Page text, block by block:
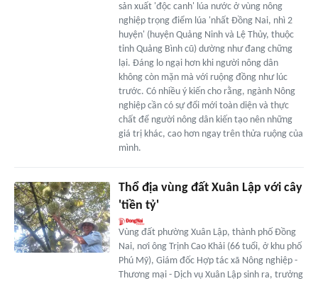
sản xuất 'độc canh' lúa nước ở vùng nông
nghiệp trọng điểm lúa 'nhất Đồng Nai, nhì 2
huyện' (huyện Quảng Ninh và Lệ Thủy, thuộc
tỉnh Quảng Bình cũ) dường như đang chững
lại. Đáng lo ngại hơn khi người nông dân
không còn mặn mà với ruộng đồng như lúc
trước. Có nhiều ý kiến cho rằng, ngành Nông
nghiệp cần có sự đổi mới toàn diện và thực
chất để người nông dân kiến tạo nên những
giá trị khác, cao hơn ngay trên thửa ruộng của
mình.
Thổ địa vùng đất Xuân Lập với cây
'tiền tỷ'
Vùng đất phường Xuân Lập, thành phố Đồng
Nai, nơi ông Trịnh Cao Khải (66 tuổi, ở khu phố
Phú Mỹ), Giám đốc Hợp tác xã Nông nghiệp -
Thương mại - Dịch vụ Xuân Lập sinh ra, trưởng